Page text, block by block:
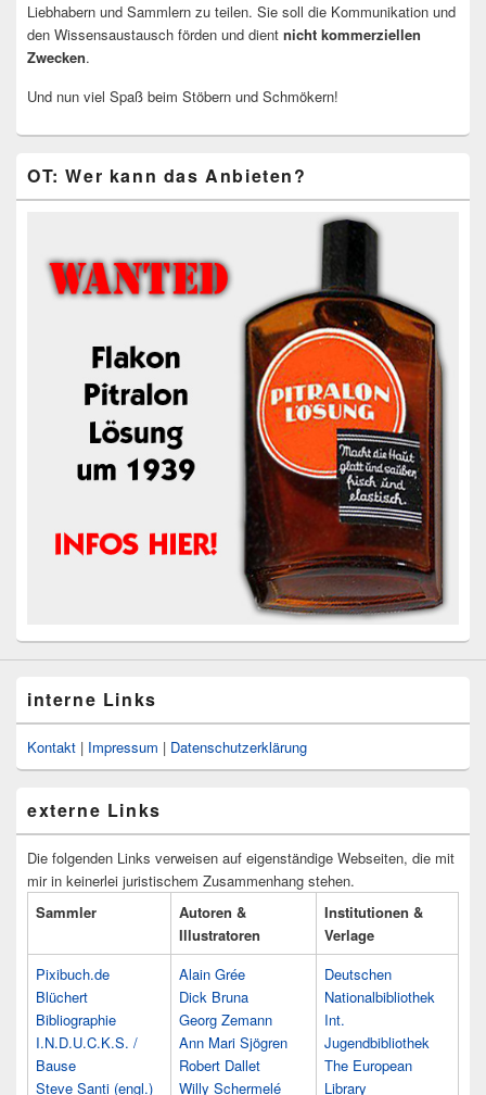
Liebhabern und Sammlern zu teilen. Sie soll die Kommunikation und
den Wissensaustausch förden und dient nicht kommerziellen
Zwecken.
Und nun viel Spaß beim Stöbern und Schmökern!
OT: Wer kann das Anbieten?
interne Links
Kontakt | Impressum | Datenschutzerklärung
externe Links
Die folgenden Links verweisen auf eigenständige Webseiten, die mit
mir in keinerlei juristischem Zusammenhang stehen.
Sammler
Autoren &
Illustratoren
Institutionen &
Verlage
Pixibuch.de
Blüchert
Bibliographie
I.N.D.U.C.K.S. /
Bause
Steve Santi (engl.)
Alain Grée
Dick Bruna
Georg Zemann
Ann Mari Sjögren
Robert Dallet
Willy Schermelé
Deutschen
Nationalbibliothek
Int.
Jugendbibliothek
The European
Library